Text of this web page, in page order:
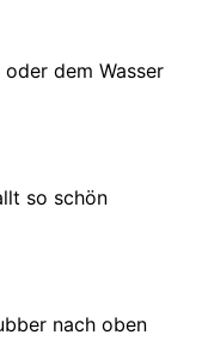
dem Wasser
so schön
nach oben